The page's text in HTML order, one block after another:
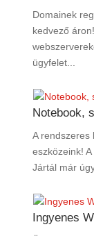
Domainek
kedvező
ügyfelet...
Notebook,
A rendszeres
eszközeink!
Jártál már
Ingyenes